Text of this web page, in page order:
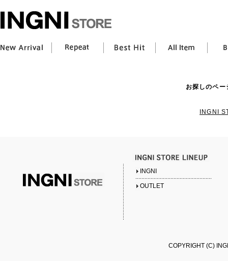
お探しのペ
INGNI
INGNI
OUTLET
COPYRIGHT (C)